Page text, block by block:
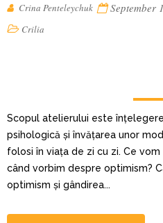
Crina Penteleychuk September
Crilia
Scopul atelierului este
psihologică și învățarea unor
folosi în viața de zi cu zi. Ce
când vorbim despre optimism?
optimism și gândirea...